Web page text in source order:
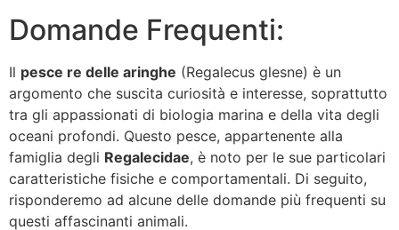
Domande Frequenti:
Il pesce re delle aringhe (Regalecus glesne) è un
argomento che suscita curiosità e interesse, soprattutto
tra gli appassionati di biologia marina e della vita degli
oceani profondi. Questo pesce, appartenente alla
famiglia degli Regalecidae, è noto per le sue particolari
caratteristiche fisiche e comportamentali. Di seguito,
risponderemo ad alcune delle domande più frequenti su
questi affascinanti animali.